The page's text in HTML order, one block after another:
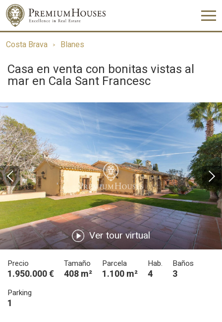
Costa Brava Blanes
Casa en venta con bonitas vistas al
mar en Cala Sant Francesc
Ver tour virtual
Precio
1.950.000 €
Tamaño
408 m²
Parcela
1.100 m²
Hab.
4
Baños
3
Parking
1